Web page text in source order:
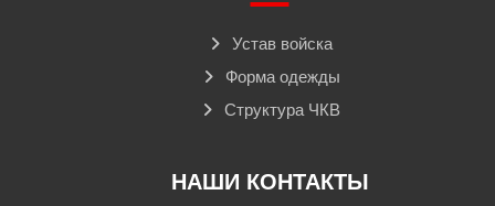
Устав войска
Форма одежды
Структура ЧКВ
НАШИ КОНТАКТЫ